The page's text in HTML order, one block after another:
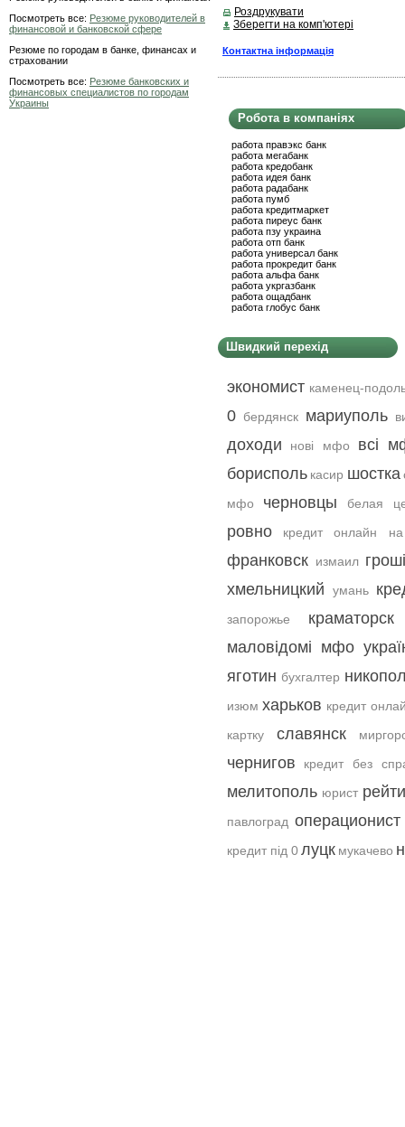
Посмотреть все: Резюме руководителей в
финансовой и банковской сфере
Резюме по городам в банке, финансах и
страховании
Посмотреть все: Резюме банковских и
финансовых специалистов по городам
Украины
Роздрукувати
Зберегти на комп'ютері
Контактна інформація
Робота в компаніях
работа правэкс банк
работа мегабанк
работа кредобанк
работа идея банк
работа радабанк
работа пумб
работа кредитмаркет
работа пиреус банк
работа пзу украина
работа отп банк
работа универсал банк
работа прокредит банк
работа альфа банк
работа укргазбанк
работа ощадбанк
работа глобус банк
Швидкий перехід
экономист каменец-
0 бердянск мариуполь
доходи нові мфо
всі
борисполь касир шостка
мфо
черновцы белая
ровно кредит онлайн
франковск измаил
хмельницкий
умань
запорожье
краматорск
маловідомі мфо
яготин бухгалтер
изюм харьков кредит
картку
славянск
чернигов кредит без
мелитополь юрист
павлоград операционист
кредит під 0луцк мукачево